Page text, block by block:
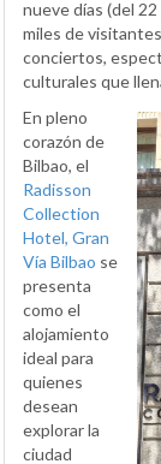
nueve días (del
miles de
conciertos,
culturales que
En pleno
corazón de
Bilbao, el
Radisson
Collection
Hotel, Gran
Vía Bilbao se
presenta
como el
alojamiento
ideal para
quienes
desean
explorar la
ciudad